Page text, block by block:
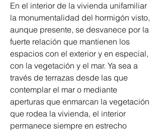
En el interior de la vivienda unifamiliar
la monumentalidad del hormigón visto,
aunque presente, se desvanece por la
fuerte relación que mantienen los
espacios con el exterior y en especial,
con la vegetación y el mar. Ya sea a
través de terrazas desde las que
contemplar el mar o mediante
aperturas que enmarcan la vegetación
que rodea la vivienda, el interior
permanece siempre en estrecho